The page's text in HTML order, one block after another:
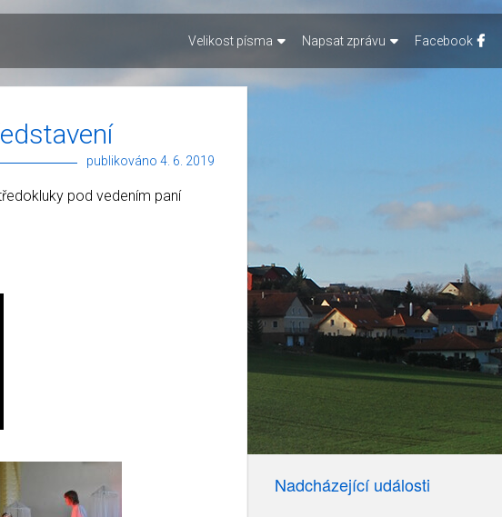
publikováno 4. 6. 2019
pod vedením paní
Nadcházející události
Velikost písma Napsat zprávu Facebook